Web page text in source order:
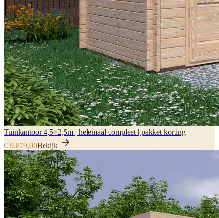
Tuinkantoor 4,5×2,5m | helemaal compleet | pakket korting
€ 9.879,00Bekijk